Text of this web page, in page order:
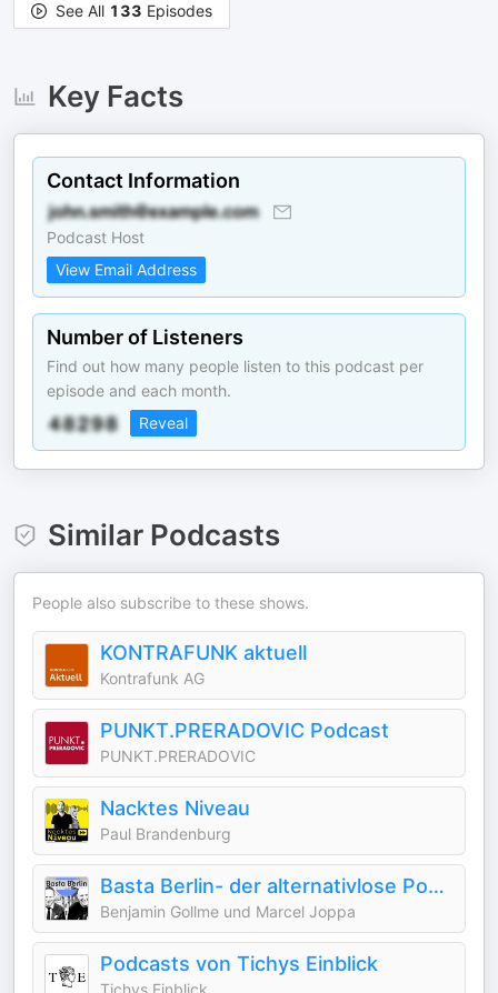
See All 133 Episodes
Key Facts
Contact Information
Podcast Host
View Email Address
Number of Listeners
Find out how many people listen to this podcast per
episode and each month.
Reveal
Similar Podcasts
People also subscribe to these shows.
KONTRAFUNK aktuell
Kontrafunk AG
PUNKT.PRERADOVIC Podcast
PUNKT.PRERADOVIC
Nacktes Niveau
Paul Brandenburg
Basta Berlin- der alternativlose Podcast
Benjamin Gollme und Marcel Joppa
Podcasts von Tichys Einblick
Tichys Einblick